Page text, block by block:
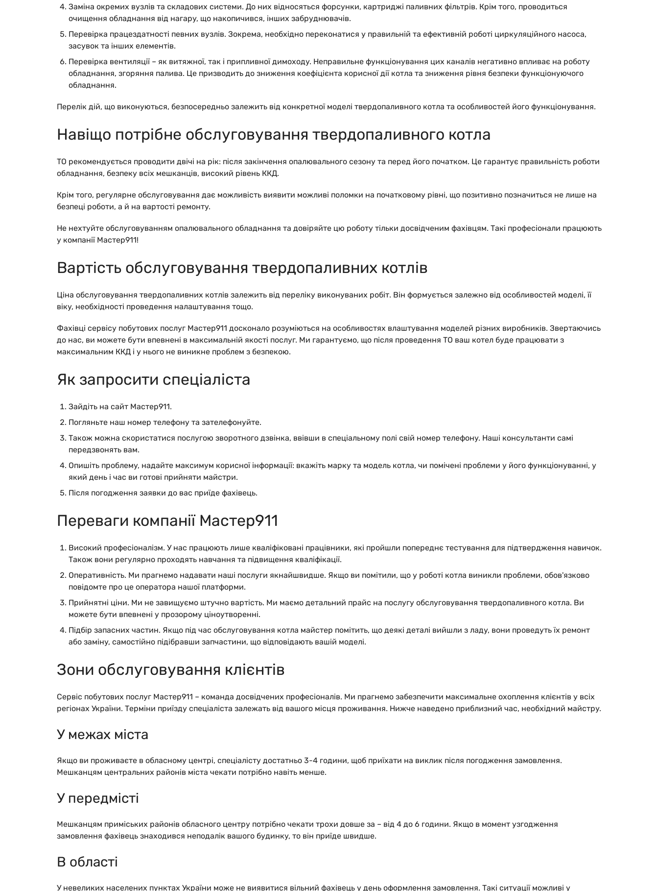
Заміна окремих вузлів та складових системи. До них відносяться форсунки, картриджі паливних фільтрів. Крім того, проводиться
очищення обладнання від нагару, що накопичився, інших забруднювачів.
Перевірка працездатності певних вузлів. Зокрема, необхідно переконатися у правильній та ефективній роботі циркуляційного насоса,
засувок та інших елементів.
Перевірка вентиляції – як витяжної, так і припливної димоходу. Неправильне функціонування цих каналів негативно впливає на роботу
обладнання, згоряння палива. Це призводить до зниження коефіцієнта корисної дії котла та зниження рівня безпеки функціонуючого
обладнання.
Перелік дій, що виконуються, безпосередньо залежить від конкретної моделі твердопаливного котла та особливостей його функціонування.
Навіщо потрібне обслуговування твердопаливного котла
ТО рекомендується проводити двічі на рік: після закінчення опалювального сезону та перед його початком. Це гарантує правильність роботи
обладнання, безпеку всіх мешканців, високий рівень ККД.
Крім того, регулярне обслуговування дає можливість виявити можливі поломки на початковому рівні, що позитивно позначиться не лише на
безпеці роботи, а й на вартості ремонту.
Не нехтуйте обслуговуванням опалювального обладнання та довіряйте цю роботу тільки досвідченим фахівцям. Такі професіонали працюють
у компанії Мастер911!
Вартість обслуговування твердопаливних котлів
Ціна обслуговування твердопаливних котлів залежить від переліку виконуваних робіт. Він формується залежно від особливостей моделі, її
віку, необхідності проведення налаштування тощо.
Фахівці сервісу побутових послуг Мастер911 досконало розуміються на особливостях влаштування моделей різних виробників. Звертаючись
до нас, ви можете бути впевнені в максимальній якості послуг. Ми гарантуємо, що після проведення ТО ваш котел буде працювати з
максимальним ККД і у нього не виникне проблем з безпекою.
Як запросити спеціаліста
Зайдіть на сайт Мастер911.
Погляньте наш номер телефону та зателефонуйте.
Також можна скористатися послугою зворотного дзвінка, ввівши в спеціальному полі свій номер телефону. Наші консультанти самі
передзвонять вам.
Опишіть проблему, надайте максимум корисної інформації: вкажіть марку та модель котла, чи помічені проблеми у його функціонуванні, у
який день і час ви готові прийняти майстри.
Після погодження заявки до вас приїде фахівець.
Переваги компанії Мастер911
Високий професіоналізм. У нас працюють лише кваліфіковані працівники, які пройшли попереднє тестування для підтвердження навичок.
Також вони регулярно проходять навчання та підвищення кваліфікації.
Оперативність. Ми прагнемо надавати наші послуги якнайшвидше. Якщо ви помітили, що у роботі котла виникли проблеми, обов'язково
повідомте про це оператора нашої платформи.
Прийнятні ціни. Ми не завищуємо штучно вартість. Ми маємо детальний прайс на послугу обслуговування твердопаливного котла. Ви
можете бути впевнені у прозорому ціноутворенні.
Підбір запасних частин. Якщо під час обслуговування котла майстер помітить, що деякі деталі вийшли з ладу, вони проведуть їх ремонт
або заміну, самостійно підібравши запчастини, що відповідають вашій моделі.
Зони обслуговування клієнтів
Сервіс побутових послуг Мастер911 – команда досвідчених професіоналів. Ми прагнемо забезпечити максимальне охоплення клієнтів у всіх
регіонах України. Терміни приїзду спеціаліста залежать від вашого місця проживання. Нижче наведено приблизний час, необхідний майстру.
У межах міста
Якщо ви проживаєте в обласному центрі, спеціалісту достатньо 3-4 години, щоб приїхати на виклик після погодження замовлення.
Мешканцям центральних районів міста чекати потрібно навіть менше.
У передмісті
Мешканцям приміських районів обласного центру потрібно чекати трохи довше за – від 4 до 6 години. Якщо в момент узгодження
замовлення фахівець знаходився неподалік вашого будинку, то він приїде швидше.
В області
У невеликих населених пунктах України може не виявитися вільний фахівець у день оформлення замовлення. Такі ситуації можливі у